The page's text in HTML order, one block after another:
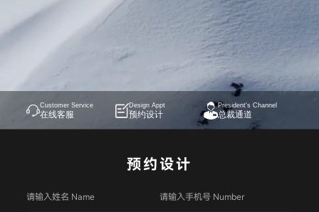
Customer Service
在线客服
Design Appt
预约设计
President's Channel
总裁通道
预约设计